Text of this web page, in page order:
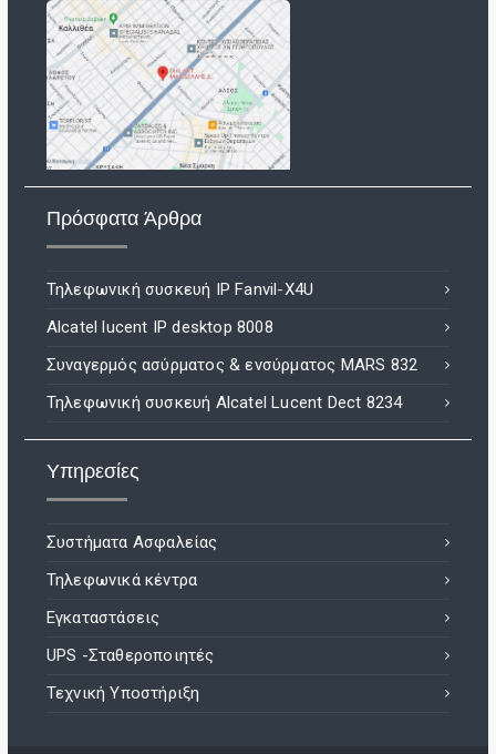
Πρόσφατα Άρθρα
Τηλεφωνική συσκευή IP Fanvil-X4U
Alcatel lucent IP desktop 8008
Συναγερμός ασύρματος & ενσύρματος MARS 832
Τηλεφωνική συσκευή Alcatel Lucent Dect 8234
Υπηρεσίες
Συστήματα Ασφαλείας
Τηλεφωνικά κέντρα
Εγκαταστάσεις
UPS -Σταθεροποιητές
Τεχνική Υποστήριξη